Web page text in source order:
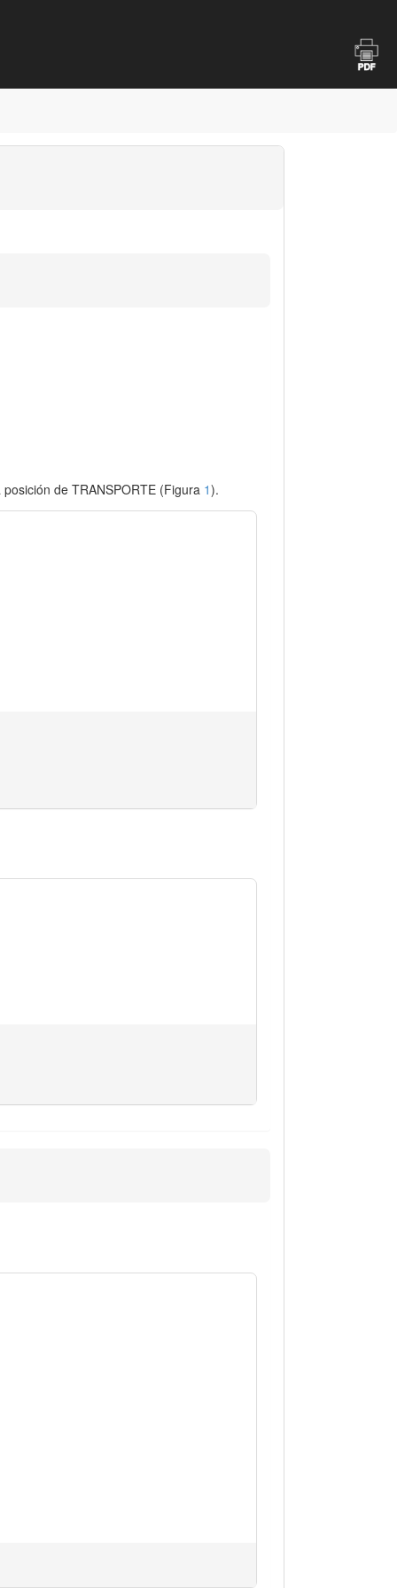
de TRANSPORTE (Figura 1).